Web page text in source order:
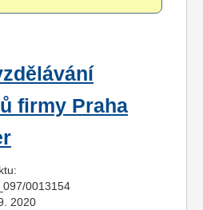
firmy Praha
0013154
2020